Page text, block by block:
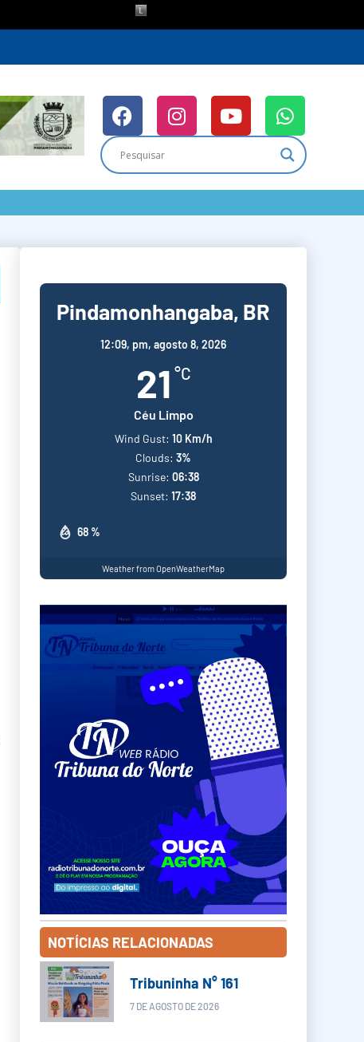
Pindamonhangaba, BR
12:09, pm, agosto 8, 2026
21 °C
Céu Limpo
68 %
Wind Gust: 10 Km/h
Clouds: 3%
Sunrise: 06:38
Sunset: 17:38
Weather from OpenWeatherMap
NOTÍCIAS RELACIONADAS
Tribuninha N° 161
7 DE AGOSTO DE 2026